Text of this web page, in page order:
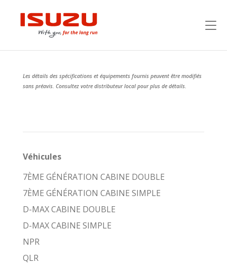
Les détails des spécifications et équipements fournis peuvent être modifiés
sans préavis. Consultez votre distributeur local pour plus de détails.
Véhicules
7ÈME GÉNÉRATION CABINE DOUBLE
7ÈME GÉNÉRATION CABINE SIMPLE
D-MAX CABINE DOUBLE
D-MAX CABINE SIMPLE
NPR
QLR